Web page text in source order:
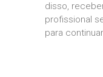
disso,
profissional
para